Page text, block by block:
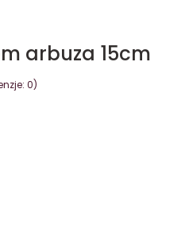
arbuza 15cm
0)